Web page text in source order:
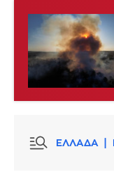
ΕΛΛΑΔΑ